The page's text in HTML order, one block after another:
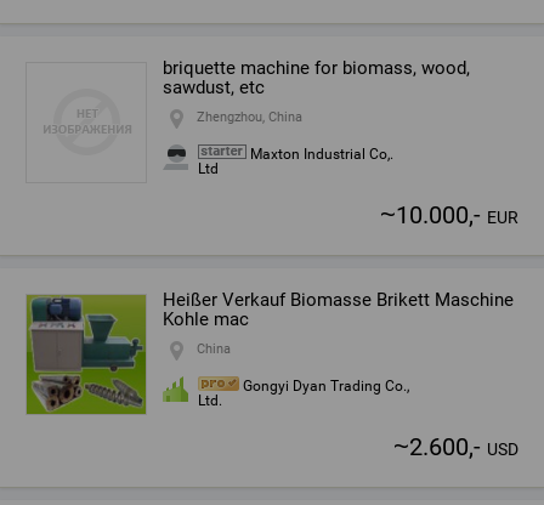
briquette machine for biomass, wood,
sawdust, etc
Zhengzhou, China
Maxton Industrial Co,.
Ltd
~10.000,- EUR
Heißer Verkauf Biomasse Brikett Maschine
Kohle mac
China
Gongyi Dyan Trading Co.,
Ltd.
~2.600,- USD